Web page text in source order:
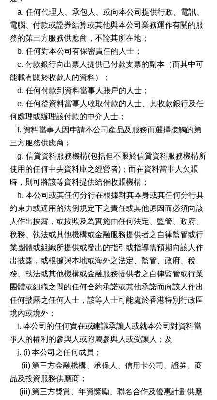
a. 任何代理人、承包人、或向本公司提供行政、電訊、
電腦、付款或證券結算或其他與本公司業務運作有關的服
務的第三方服務供應商，不論其所在地；
b. 任何對本公司有保密責任的人士；
c. 付款銀行向出票人提供已付款支票的副本（而其中可
能載有關於收款人的資料）；
d. 任何付款到資料當事人賬戶的人士；
e. 任何從資料當事人收取付款的人士、其收款銀行及任
何處理或辦理該付款的中介人士；
f. 資料當事人因申請本公司產品及服務而選擇接觸的第
三方服務供應商；
g. 信貸資料服務機構(包括但不限於信貸資料服務機構所
使用的任何中央資料庫之經營者)；而在資料當事人欠賬
時，則可將該等資料提供給催收賬機構；
h. 本公司或其任何分行在根據對其本身或其任何分行具
約束力或適用的法例規定下之責任或其他原因而必須向該
人作出披露，或按照及為實施由任何法定、監管、政府、
稅務、執法或其他機構或金融服務提供者之自律監管或行
業團體或組織所提供或發出的指引或指導需預期向該人作
出披露，或根據與本地或海外之法定、監管、政府、稅
務、執法或其他機構或金融服務提供者之自律監管或行業
團體或組織之間的任何合約承諾或其他承諾而向該人作出
任何披露之任何人士，該等人士可能處於香港特別行政區
境內或境外；
i. 本公司的任何實在或建議承讓人或就本公司對資料當
事人的權利的參與人或附屬參與人或受讓人；及
j. (i) 本公司之任何成員；
(ii) 第三方金融機構、承保人、信用卡公司、證券、商
品及投資服務供應商；
(iii) 第三方獎賞、年資獎勵、聯名合作及優惠計劃供應